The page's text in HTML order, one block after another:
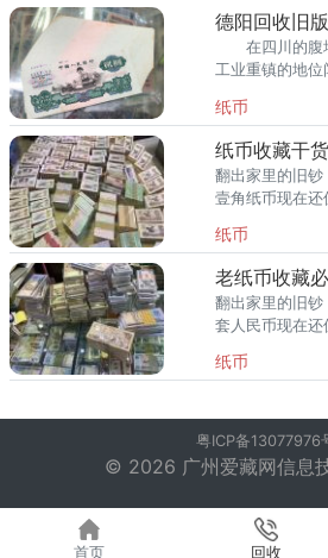
系，其回收价格
在四川的腹
工业重镇的地位
人民币如同历史
掘与珍视。德
纸币
翻出家里的旧
壹角纸币现在还
由几个硬因素
绿壹角纸币收
纸币
翻出家里的旧钞
套人民币现在还
由几个硬因素
纸币
粤ICP备13077976
© 2026 广州爱藏网信息
首页 回收